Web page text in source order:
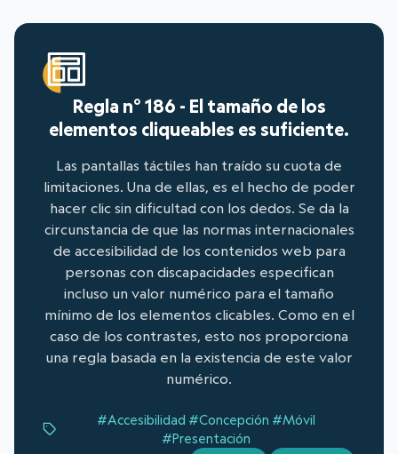
Regla n° 186 - El tamaño de los
elementos cliqueables es suficiente.
Las pantallas táctiles han traído su cuota de
limitaciones. Una de ellas, es el hecho de poder
hacer clic sin dificultad con los dedos. Se da la
circunstancia de que las normas internacionales
de accesibilidad de los contenidos web para
personas con discapacidades especifican
incluso un valor numérico para el tamaño
mínimo de los elementos clicables. Como en el
caso de los contrastes, esto nos proporciona
una regla basada en la existencia de este valor
numérico.
#Accesibilidad #Concepción #Móvil
#Presentación